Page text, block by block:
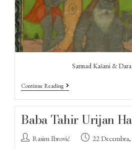
Sarmad Kašani &
Continue Reading
Baba Tahir Urijan
Rasim Ibrović 22